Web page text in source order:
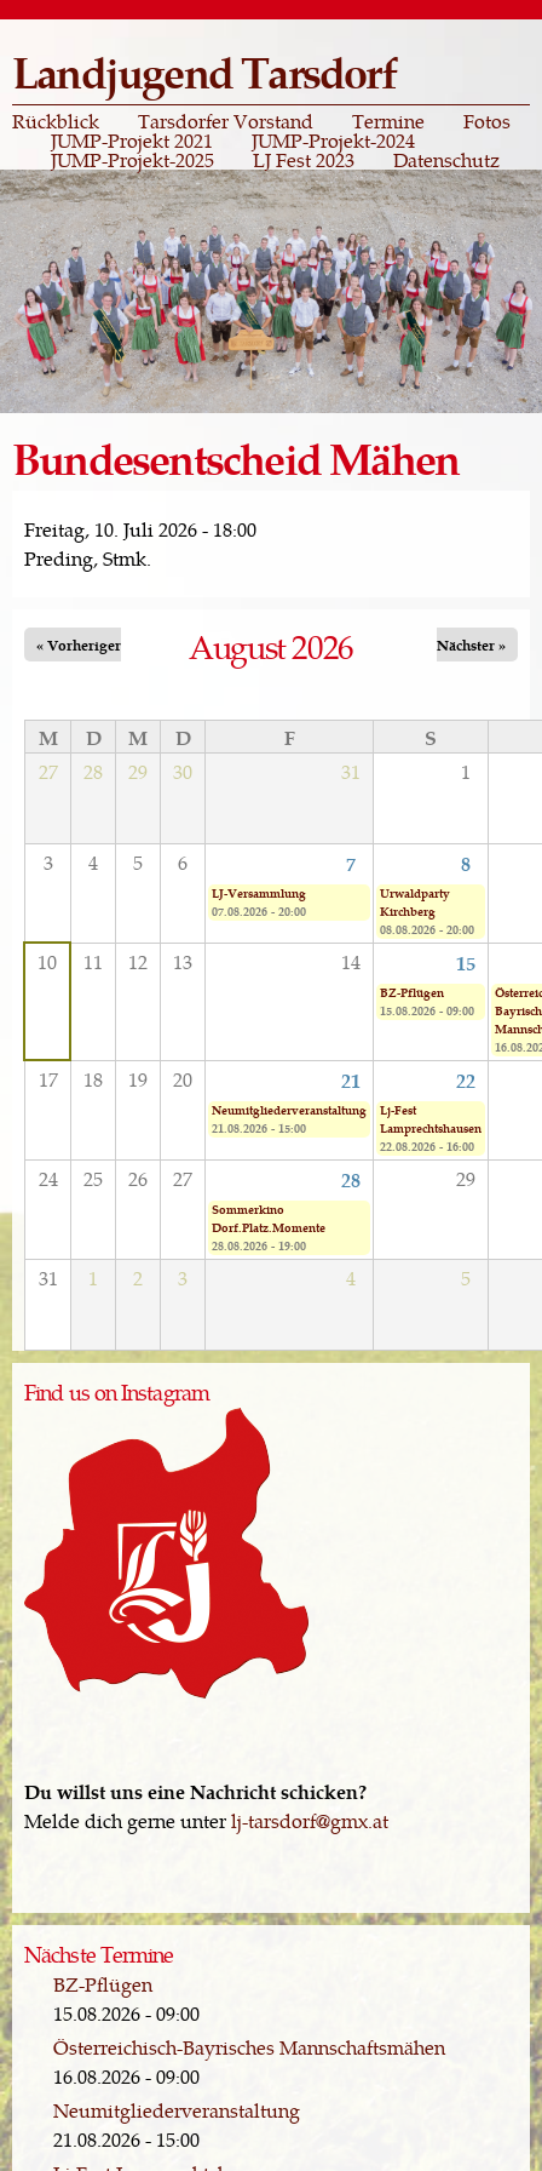
Direkt
Inhalt
Landjugend Tarsdorf
Rückblick Tarsdorfer Vorstand Termine Fotos
JUMP-Projekt 2021 JUMP-Projekt-2024
JUMP-Projekt-2025 LJ Fest 2023 Datenschutz
Bundesentscheid Mähen
Freitag, 10. Juli 2026 - 18:00
Preding, Stmk.
August 2026
« Vorheriger Nächster »
M D M D F S
27 28 29 30 31 1
3 4 5 6 7 8
LJ-Versammlung
07.08.2026 - 20:00
Urwaldparty
Kirchberg
08.08.2026 - 20:00
10 11 12 13 14 15
BZ-Pflügen
15.08.2026 - 09:00
17 18 19 20 21 22
Neumitgliederveranstaltung
21.08.2026 - 15:00
Lj-Fest
Lamprechtshausen
22.08.2026 - 16:00
24 25 26 27 28 29
Sommerkino
Dorf.Platz.Momente
28.08.2026 - 19:00
31 1 2 3 4 5
Find us on Instagram
Du willst uns eine Nachricht schicken?
Melde dich gerne unterlj-tarsdorf@gmx.at
Nächste Termine
BZ-Pflügen
15.08.2026 - 09:00
Österreichisch-Bayrisches Mannschaftsmähen
16.08.2026 - 09:00
Neumitgliederveranstaltung
21.08.2026 - 15:00